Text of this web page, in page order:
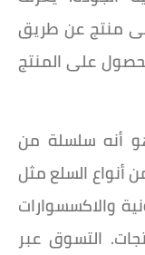
منتج عن طريق
على المنتج
أنه سلسلة من
أنواع السلع مثل
والاكسسوارات
التسوق عبر